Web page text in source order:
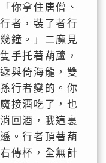
你拿住唐僧、
者，裝了者行
鐘。」二魔見
手托著葫蘆，
與倚海龍，雙
行者變的。你
接酒吃了，也
回酒，我這裏
。行者頂著葫
傳杯，全無計